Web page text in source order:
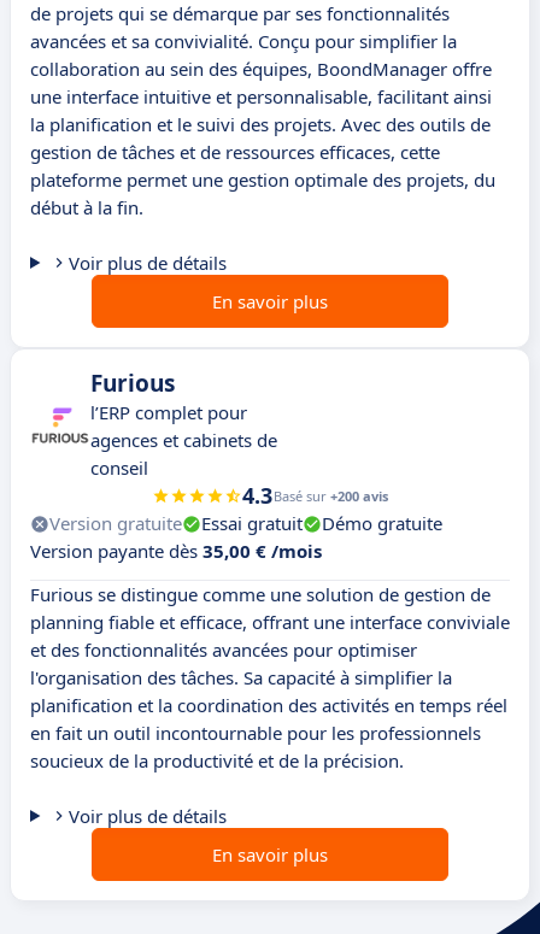
de projets qui se démarque par ses fonctionnalités
avancées et sa convivialité. Conçu pour simplifier la
collaboration au sein des équipes, BoondManager offre
une interface intuitive et personnalisable, facilitant ainsi
la planification et le suivi des projets. Avec des outils de
gestion de tâches et de ressources efficaces, cette
plateforme permet une gestion optimale des projets, du
début à la fin.
Voir plus de détails
En savoir plus
Furious
l’ERP complet pour
agences et cabinets de
conseil
4.3Basé sur +200 avis
Version gratuite Essai gratuit
Démo gratuite
Version payante dès 35,00 € /mois
Furious se distingue comme une solution de gestion de
planning fiable et efficace, offrant une interface conviviale
et des fonctionnalités avancées pour optimiser
l'organisation des tâches. Sa capacité à simplifier la
planification et la coordination des activités en temps réel
en fait un outil incontournable pour les professionnels
soucieux de la productivité et de la précision.
Voir plus de détails
En savoir plus